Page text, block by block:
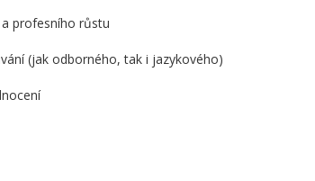
profesního růstu
(jak odborného, tak i jazykového)